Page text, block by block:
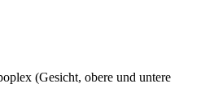
(Gesicht, obere und untere